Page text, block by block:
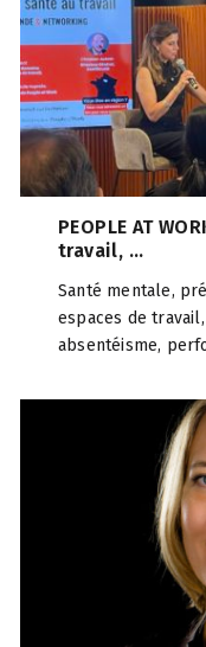
PEOPLE AT
travail, ...
Santé mentale,
espaces de
absentéisme,